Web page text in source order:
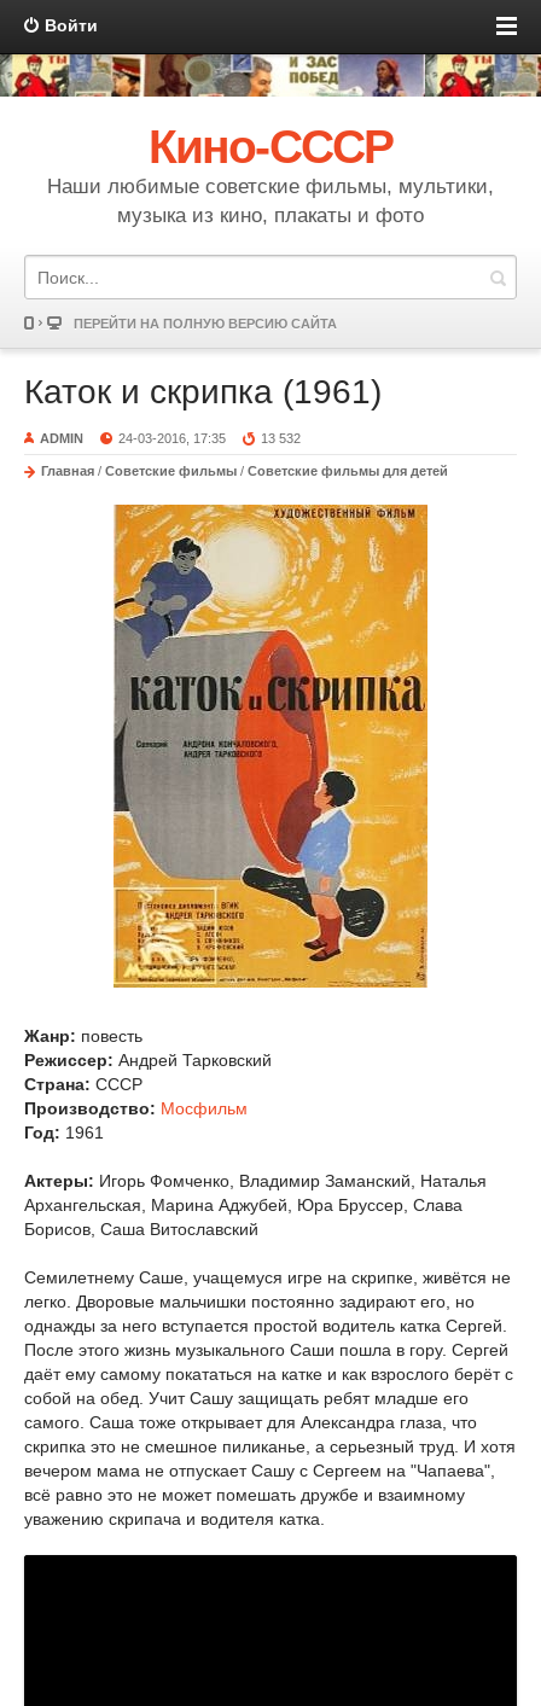
Войти
Кино-СССР
Наши любимые советские фильмы, мультики,
музыка из кино, плакаты и фото
ПЕРЕЙТИ НА ПОЛНУЮ ВЕРСИЮ САЙТА
Каток и скрипка (1961)
ADMIN 24-03-2016, 17:35 13 532
Главная / Советские фильмы / Советские фильмы для детей
Жанр: повесть
Режиссер: Андрей Тарковский
Страна: СССР
Производство: Мосфильм
Год: 1961
Актеры: Игорь Фомченко, Владимир Заманский, Наталья
Архангельская, Марина Аджубей, Юра Бруссер, Слава
Борисов, Саша Витославский
Семилетнему Саше, учащемуся игре на скрипке, живётся не
легко. Дворовые мальчишки постоянно задирают его, но
однажды за него вступается простой водитель катка Сергей.
После этого жизнь музыкального Саши пошла в гору. Сергей
даёт ему самому покататься на катке и как взрослого берёт с
собой на обед. Учит Сашу защищать ребят младше его
самого. Саша тоже открывает для Александра глаза, что
скрипка это не смешное пиликанье, а серьезный труд. И хотя
вечером мама не отпускает Сашу с Сергеем на "Чапаева",
всё равно это не может помешать дружбе и взаимному
уважению скрипача и водителя катка.